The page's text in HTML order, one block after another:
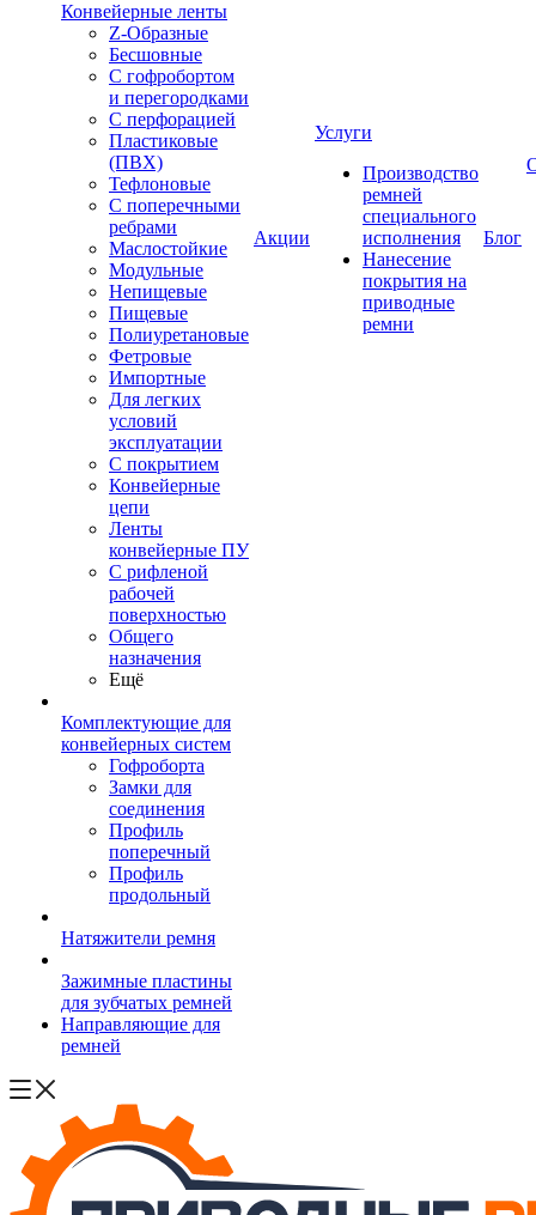
Конвейерные ленты
Z-Образные
Бесшовные
С гофробортом
и перегородками
С перфорацией
Пластиковые
(ПВХ)
Тефлоновые
С поперечными
ребрами
Маслостойкие
Модульные
Непищевые
Пищевые
Полиуретановые
Фетровые
Импортные
Для легких
условий
эксплуатации
С покрытием
Конвейерные
цепи
Ленты
конвейерные ПУ
С рифленой
рабочей
поверхностью
Общего
назначения
Ещё
Комплектующие для
конвейерных систем
Гофроборта
Замки для
соединения
Профиль
поперечный
Профиль
продольный
Натяжители ремня
Зажимные пластины
для зубчатых ремней
Направляющие для
ремней
Акции
Услуги
Производство
ремней
специального
исполнения
Нанесение
покрытия на
приводные
ремни
Блог